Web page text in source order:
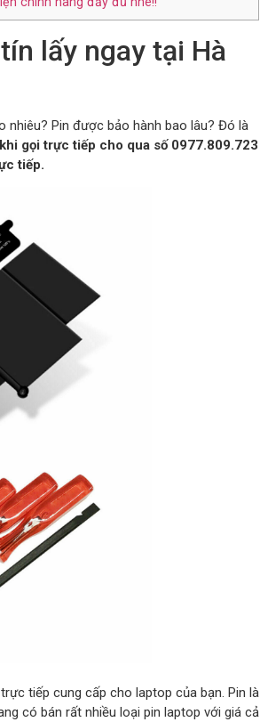
lấy ngay tại Hà
nhiêu? Pin được bảo hành bao lâu? Đó là
gọi trực tiếp cho qua số 0977.809.723
tiếp.
tiếp cung cấp cho laptop của bạn. Pin là
có bán rất nhiều loại pin laptop với giá cả